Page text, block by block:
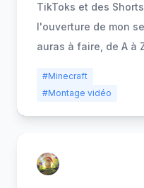
TikToks et des
l'ouverture de mon
auras à faire, de A à
#Minecraft
#Montage vidéo